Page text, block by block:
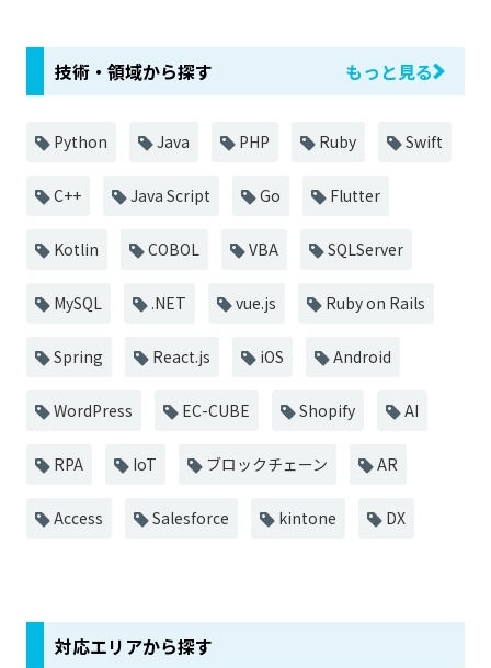
技術・領域から探す もっと見る
Python Java PHP Ruby Swift
C++ Java Script Go Flutter
Kotlin COBOL VBA SQLServer
MySQL .NET vue.js Ruby on Rails
Spring React.js iOS Android
WordPress EC-CUBE Shopify AI
RPA IoT ブロックチェーン AR
Access Salesforce kintone DX
対応エリアから探す